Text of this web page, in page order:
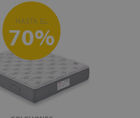
HASTA EL
70%